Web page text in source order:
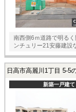
南西側6ｍ道路で明る
ンチュリー21安藤建設
日高市高麗川1丁目 5-5
新築一戸建て